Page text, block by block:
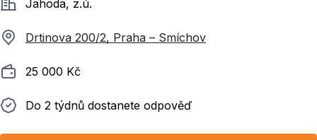
Jahoda, z.ú.
Drtinova 200/2, Praha – Smíchov
Plat 25 000 Kč
Do 2 týdnů dostanete odpověď
Do 2 týdnů dostanete odpověď